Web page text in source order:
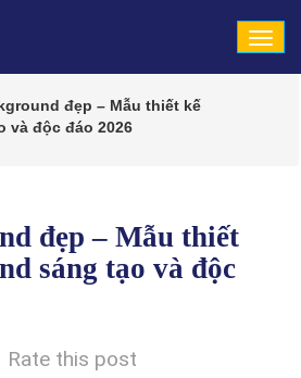
đẹp – Mẫu thiết kế
và độc đáo 2026
đẹp – Mẫu thiết
sáng tạo và độc
Rate this post